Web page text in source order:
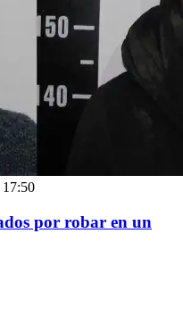
por robar en un